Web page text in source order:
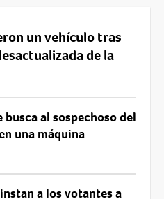
un vehículo tras
de la
busca al sospechoso del
una máquina
a los votantes a